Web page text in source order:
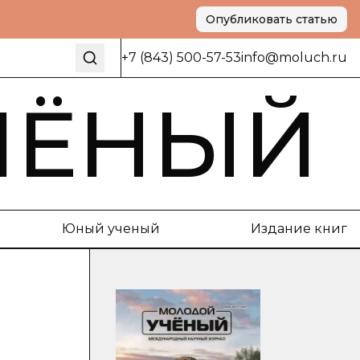
Опубликовать статью
+7 (843) 500-57-53info@moluch.ru
Юный ученый Издание книг